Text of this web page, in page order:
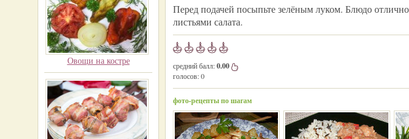
Овощи на костре
Перед подачей посыпьте зелёным луком. Блюдо
листьями салата.
средний балл:0.00
голосов:0
фото-рецепты по шагам